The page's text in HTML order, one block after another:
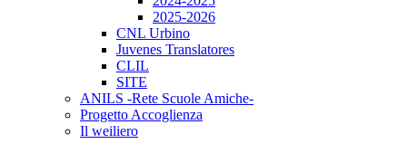
2025-2026
CNL Urbino
Juvenes Translatores
CLIL
SITE
ANILS -Rete Scuole Amiche-
Progetto Accoglienza
Il weiliero